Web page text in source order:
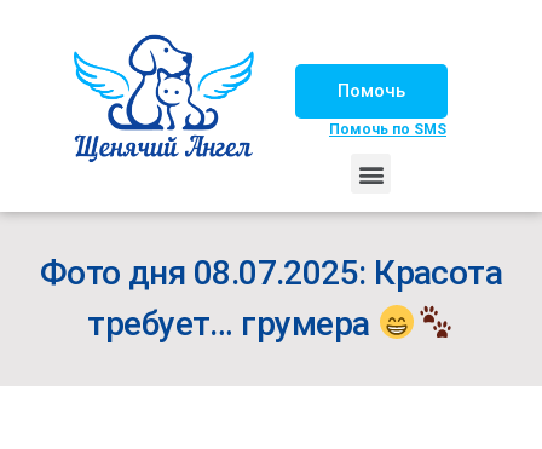
Помочь
Помочь по SMS
Фото дня 08.07.2025: Красота
требует… грумера